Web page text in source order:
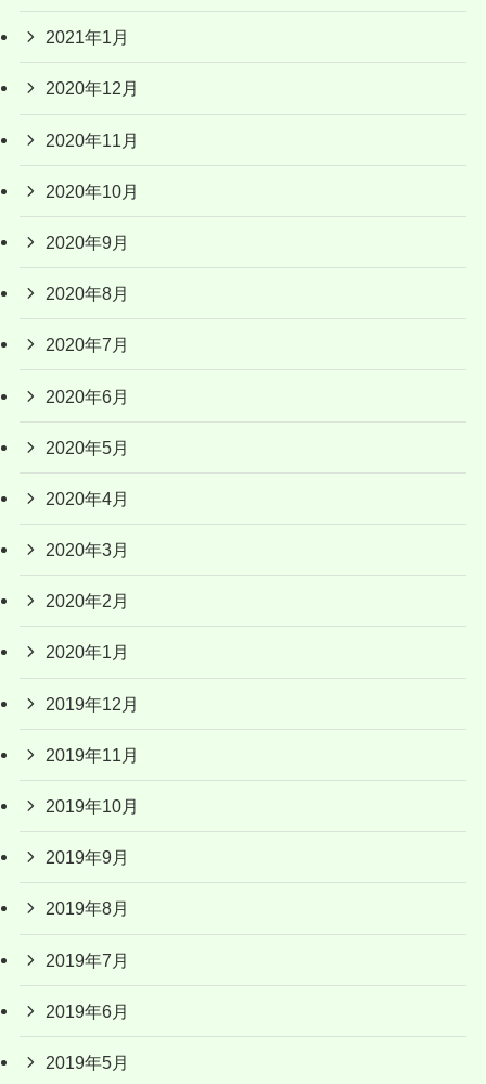
2021年1月
2020年12月
2020年11月
2020年10月
2020年9月
2020年8月
2020年7月
2020年6月
2020年5月
2020年4月
2020年3月
2020年2月
2020年1月
2019年12月
2019年11月
2019年10月
2019年9月
2019年8月
2019年7月
2019年6月
2019年5月